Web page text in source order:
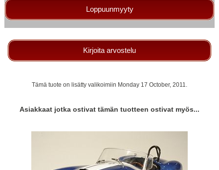
Loppuunmyyty
Kirjoita arvostelu
Tämä tuote on lisätty valikoimiin Monday 17 October, 2011.
Asiakkaat jotka ostivat tämän tuotteen ostivat myös...